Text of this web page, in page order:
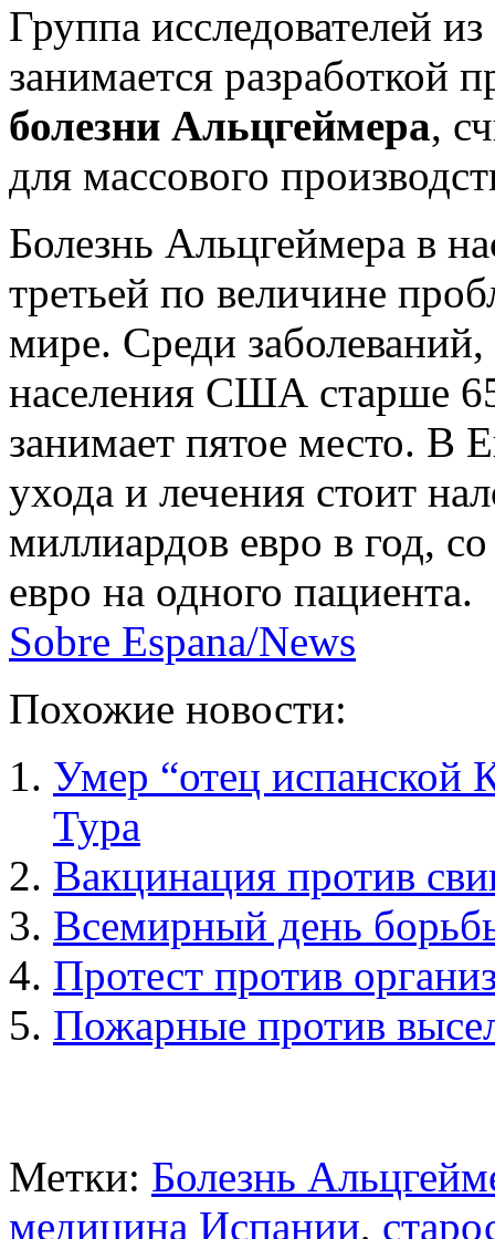
Группа исследователей
занимается разработкой
болезни Альцгеймера,
для массового
Болезнь Альцгеймера в
третьей по величине
мире. Среди
населения США старше
занимает пятое место. В
ухода и лечения стоит
миллиардов евро в год,
евро на одного пациента.
Sobre Espana/News
Похожие новости:
Умер “отец испанской
Тура
Вакцинация против
Всемирный день
Протест против
Пожарные против
Метки: Болезнь
медицина Испании,